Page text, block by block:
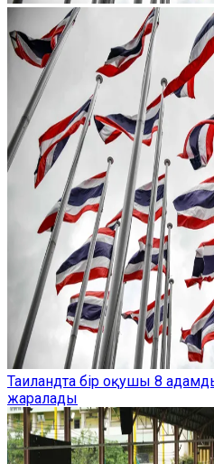
Таиландта бір оқушы 8
жаралады